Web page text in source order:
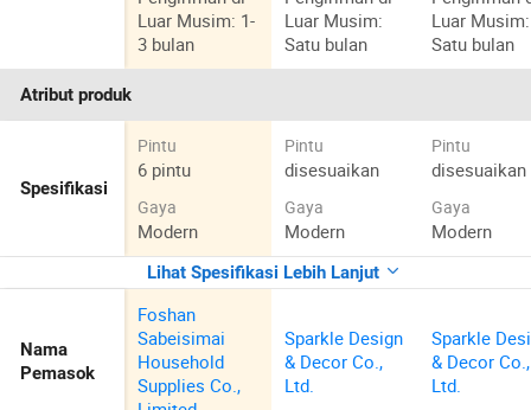
Luar Musim: 1-
3 bulan
Luar Musim:
Satu bulan
Luar Musim:
Satu bulan
Atribut produk
Spesifikasi
Pintu
6 pintu
Gaya
Modern
Pintu
disesuaikan
Gaya
Modern
Pintu
disesuaikan
Gaya
Modern
Lihat Spesifikasi Lebih Lanjut
Nama
Pemasok
Foshan
Sabeisimai
Household
Supplies Co.,
Sparkle Design
& Decor Co.,
Ltd.
Sparkle
& Decor Co.,
Ltd.